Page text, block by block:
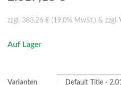
zzgl. 383,26 € (19,0% MwSt.) & zzgl.
Auf Lager
Varianten